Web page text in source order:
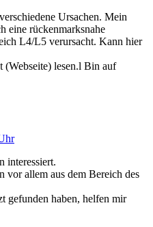
Ursachen. Mein
eine rückenmarksnahe
L4/L5 verursacht. Kann hier
(Webseite) lesen.l Bin auf
interessiert.
vor allem aus dem Bereich des
gefunden haben, helfen mir